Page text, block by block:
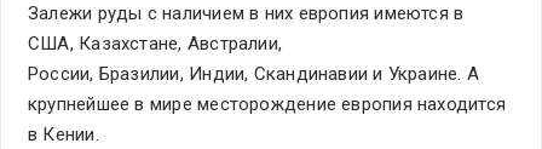
Залежи руды с наличием в них европия имеются в
США, Казахстане, Австралии,
России, Бразилии, Индии, Скандинавии и Украине. А
крупнейшее в мире месторождение европия находится
в Кении.